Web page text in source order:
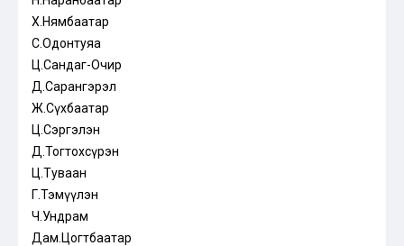
Х.Нямбаатар
С.Одонтуяа
Ц.Сандаг-Очир
Д.Сарангэрэл
Ж.Сүхбаатар
Ц.Сэргэлэн
Д.Тогтохсүрэн
Ц.Туваан
Г.Тэмүүлэн
Ч.Ундрам
Дам.Цогтбаатар